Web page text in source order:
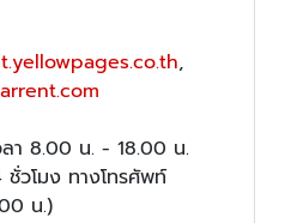
,
ลา 8.00 น. - 18.00 น.
วโมง ทางโทรศัพท์
น.)